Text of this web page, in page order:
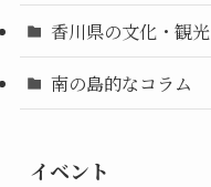
香川県の文化・観光
南の島的なコラム
イベント